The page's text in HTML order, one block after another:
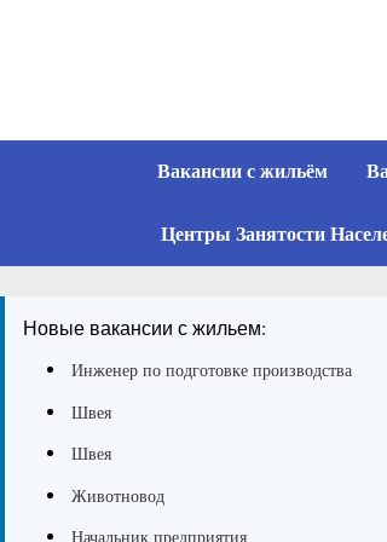
Вакансии с жильём
Центры Занятости
Новые вакансии с жильем:
Инженер по подготовке производства
Швея
Швея
Животновод
Начальник предприятия